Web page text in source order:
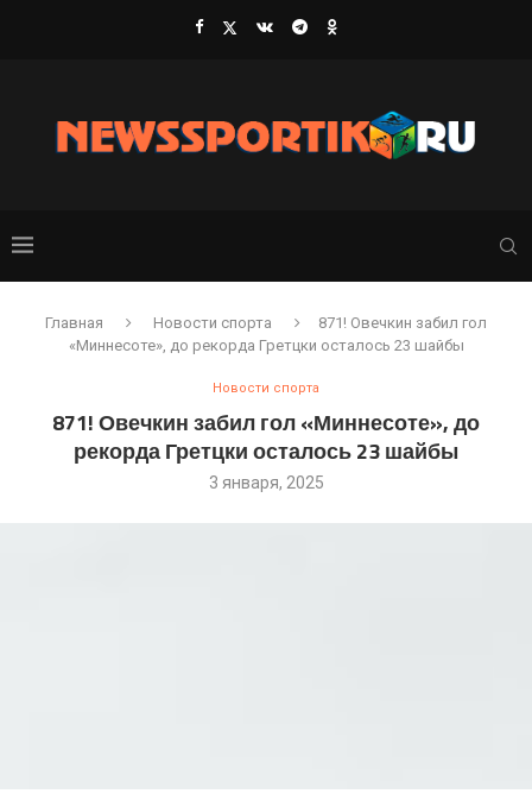
Главная Новости спорта
871! Овечкин забил гол
«Миннесоте», до рекорда Гретцки осталось 23 шайбы
Новости спорта
871! Овечкин забил гол «Миннесоте», до
рекорда Гретцки осталось 23 шайбы
3 января, 2025